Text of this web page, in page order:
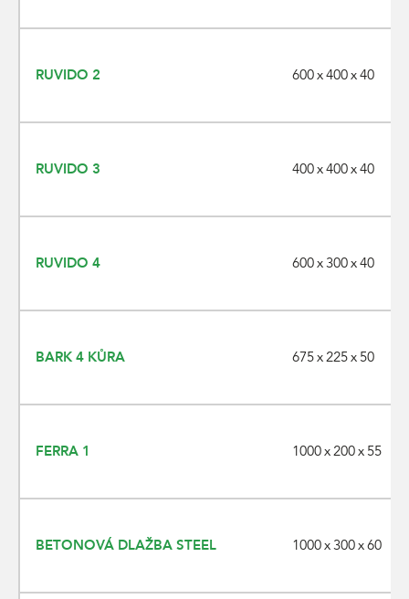
RUVIDO 2 600 x 400 x 40
RUVIDO 3 400 x 400 x 40
RUVIDO 4 600 x 300 x 40
BARK 4 KŮRA 675 x 225 x 50
FERRA 1 1000 x 200 x 55
BETONOVÁ DLAŽBA STEEL 1000 x 300 x 60